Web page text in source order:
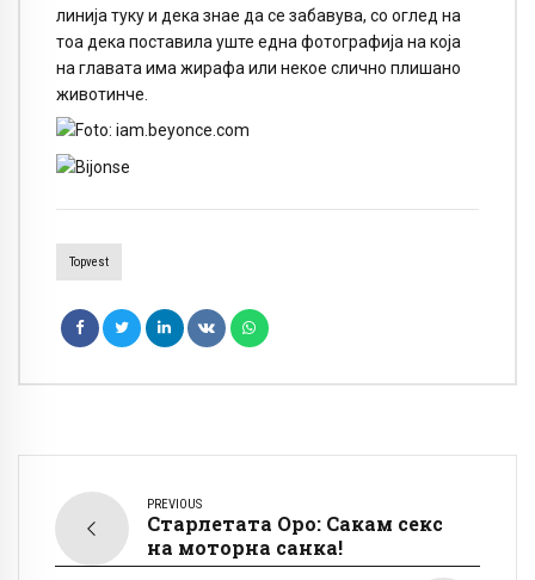
линија туку и дека знае да се забавува, со оглед на
тоа дека поставила уште една фотографија на која
на главата има жирафа или некое слично плишано
животинче.
Topvest
PREVIOUS
Старлетата Оро: Сакам секс
на моторна санка!